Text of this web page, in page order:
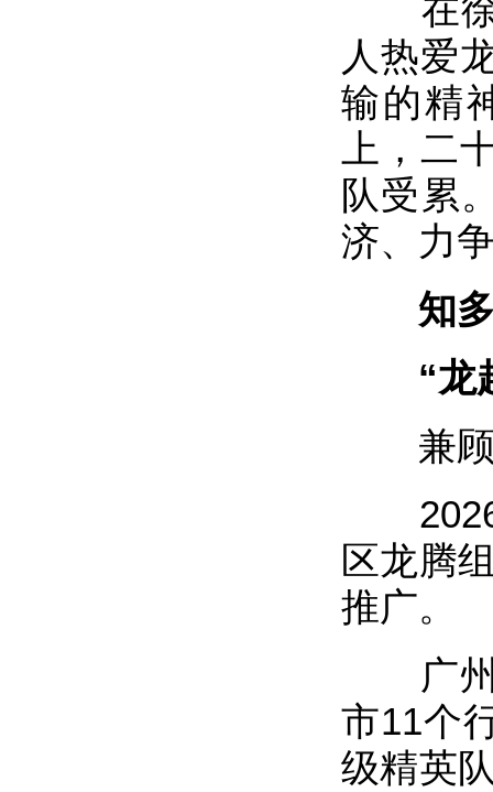
在徐
人热爱
输的精
上，二
队受累
济、力
知
“龙超
兼顾
2026
区龙腾
推广。
广州
市11个
级精英